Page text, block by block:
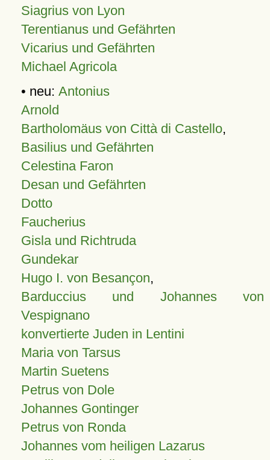
Siagrius von Lyon
Terentianus und Gefährten
Vicarius und Gefährten
Michael Agricola
• neu: Antonius
Arnold
Bartholomäus von Città di Castello,
Basilius und Gefährten
Celestina Faron
Desan und Gefährten
Dotto
Faucherius
Gisla und Richtruda
Gundekar
Hugo I. von Besançon,
Barduccius und Johannes von
Vespignano
konvertierte Juden in Lentini
Maria von Tarsus
Martin Suetens
Petrus von Dole
Johannes Gontinger
Petrus von Ronda
Johannes vom heiligen Lazarus